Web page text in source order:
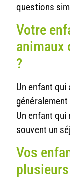
questions
Votre
animaux
?
Un enfant qui
Un enfant qui
souvent un
Vos